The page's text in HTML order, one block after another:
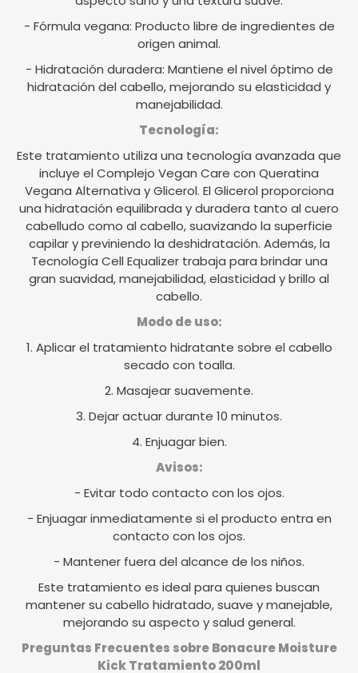
- Fórmula vegana: Producto libre de ingredientes de
origen animal.
- Hidratación duradera: Mantiene el nivel óptimo de
hidratación del cabello, mejorando su elasticidad y
manejabilidad.
Tecnología:
Este tratamiento utiliza una tecnología avanzada que
incluye el Complejo Vegan Care con Queratina
Vegana Alternativa y Glicerol. El Glicerol proporciona
una hidratación equilibrada y duradera tanto al cuero
cabelludo como al cabello, suavizando la superficie
capilar y previniendo la deshidratación. Además, la
Tecnología Cell Equalizer trabaja para brindar una
gran suavidad, manejabilidad, elasticidad y brillo al
cabello.
Modo de uso:
1. Aplicar el tratamiento hidratante sobre el cabello
secado con toalla.
2. Masajear suavemente.
3. Dejar actuar durante 10 minutos.
4. Enjuagar bien.
Avisos:
- Evitar todo contacto con los ojos.
- Enjuagar inmediatamente si el producto entra en
contacto con los ojos.
- Mantener fuera del alcance de los niños.
Este tratamiento es ideal para quienes buscan
mantener su cabello hidratado, suave y manejable,
mejorando su aspecto y salud general.
Preguntas Frecuentes sobre Bonacure Moisture
Kick Tratamiento 200ml